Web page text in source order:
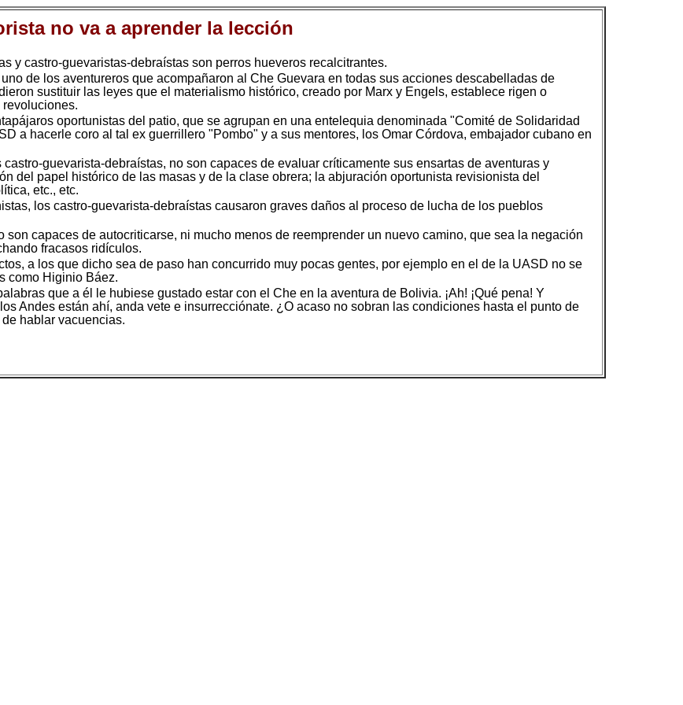
no va a aprender la lección
y castro-guevaristas-debraístas son perros hueveros recalcitrantes.
de los aventureros que acompañaron al Che Guevara en todas sus acciones descabelladas de
sustituir las leyes que el materialismo histórico, creado por Marx y Engels, establece rigen o
oportunistas del patio, que se agrupan en una entelequia denominada "Comité de Solidaridad
a hacerle coro al tal ex guerrillero "Pombo" y a sus mentores, los Omar Córdova, embajador cubano en
guevarista-debraístas, no son capaces de evaluar críticamente sus ensartas de aventuras y
del papel histórico de las masas y de la clase obrera; la abjuración oportunista revisionista del
etc., etc.
los castro-guevarista-debraístas causaron graves daños al proceso de lucha de los pueblos
son capaces de autocriticarse, ni mucho menos de reemprender un nuevo camino, que sea la negación
fracasos ridículos.
a los que dicho sea de paso han concurrido muy pocas gentes, por ejemplo en el de la UASD no se
como Higinio Báez.
que a él le hubiese gustado estar con el Che en la aventura de Bolivia. ¡Ah! ¡Qué pena! Y
Andes están ahí, anda vete e insurrecciónate. ¿O acaso no sobran las condiciones hasta el punto de
hablar vacuencias.